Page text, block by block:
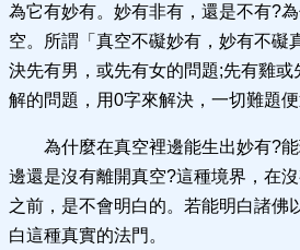
為它有妙有。妙有非有，還是不有?
空。所謂「真空不礙妙有，妙有不礙
決先有男，或先有女的問題;先有雞
解的問題，用0字來解決，一切難題便
為什麼在真空裡邊能生出妙有?
邊還是沒有離開真空?這種境界，在
之前，是不會明白的。若能明白諸佛
白這種真實的法門。